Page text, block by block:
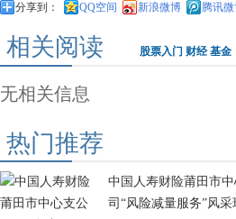
分享到： QQ空间 新浪微博 腾讯
相关阅读 股票入门 财经 基金
无相关信息
热门推荐
中国人寿财险莆田市
司“风险减量服务”风采